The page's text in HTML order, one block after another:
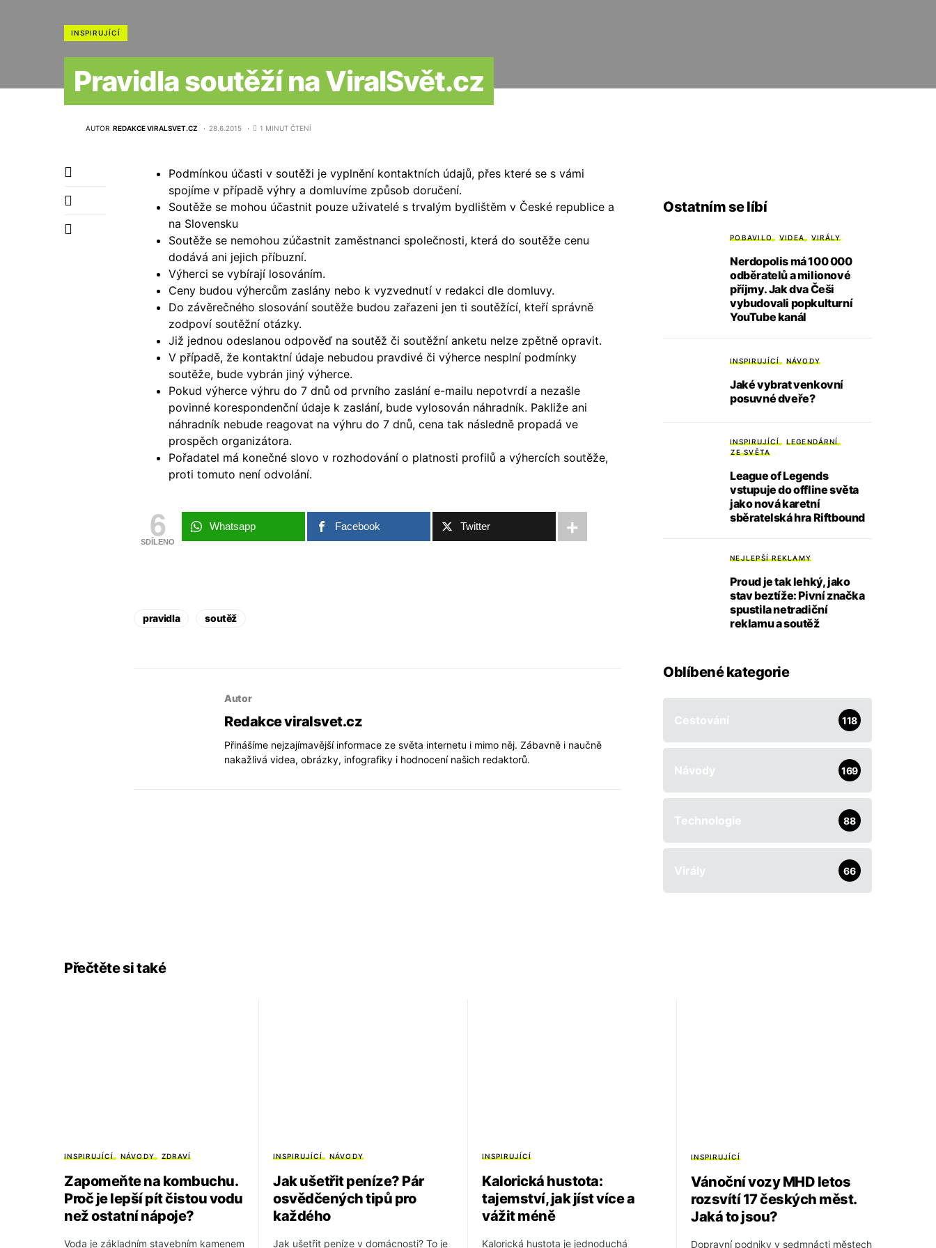
INSPIRUJÍCÍ
Pravidla soutěží na ViralSvět.cz
AUTOR REDAKCE VIRALSVET.CZ 28.6.2015 1 MINUT ČTENÍ
Podmínkou účasti v soutěži je vyplnění kontaktních údajů, přes které se s vámi
spojíme v případě výhry a domluvíme způsob doručení.
Soutěže se mohou účastnit pouze uživatelé s trvalým bydlištěm v České republice a
na Slovensku
Soutěže se nemohou zúčastnit zaměstnanci společnosti, která do soutěže cenu
dodává ani jejich příbuzní.
Výherci se vybírají losováním.
Ceny budou výhercům zaslány nebo k vyzvednutí v redakci dle domluvy.
Do závěrečného slosování soutěže budou zařazeni jen ti soutěžící, kteří správně
zodpoví soutěžní otázky.
Již jednou odeslanou odpověď na soutěž či soutěžní anketu nelze zpětně opravit.
V případě, že kontaktní údaje nebudou pravdivé či výherce nesplní podmínky
soutěže, bude vybrán jiný výherce.
Pokud výherce výhru do 7 dnů od prvního zaslání e-mailu nepotvrdí a nezašle
povinné korespondenční údaje k zaslání, bude vylosován náhradník. Pakliže ani
náhradník nebude reagovat na výhru do 7 dnů, cena tak následně propadá ve
prospěch organizátora.
Pořadatel má konečné slovo v rozhodování o platnosti profilů a výhercích soutěže,
proti tomuto není odvolání.
6
SDÍLENO
Whatsapp Facebook Twitter
pravidla soutěž
Autor
Redakce viralsvet.cz
Přinášíme nejzajímavější informace ze světa internetu i mimo něj. Zábavně i naučně
nakažlivá videa, obrázky, infografiky i hodnocení našich redaktorů.
Ostatním se líbí
POBAVILO VIDEA VIRÁLY
Nerdopolis má 100 000
odběratelů a milionové
příjmy. Jak dva Češi
vybudovali popkulturní
YouTube kanál
INSPIRUJÍCÍ NÁVODY
Jaké vybrat venkovní
posuvné dveře?
INSPIRUJÍCÍ
LEGENDÁRNÍ
ZE SVĚTA
League of Legends
vstupuje do offline světa
jako nová karetní
sběratelská hra Riftbound
NEJLEPŠÍ REKLAMY
Proud je tak lehký, jako
stav beztíže: Pivní značka
spustila netradiční
reklamu a soutěž
Oblíbené kategorie
Cestování 118
Návody 169
Technologie 88
Virály 66
Přečtěte si také
INSPIRUJÍCÍ NÁVODY ZDRAVÍ
Zapomeňte na kombuchu.
Proč je lepší pít čistou vodu
než ostatní nápoje?
Voda je základním stavebním kamenem
INSPIRUJÍCÍ NÁVODY
Jak ušetřit peníze? Pár
osvědčených tipů pro
každého
Jak ušetřit peníze v domácnosti? To je
INSPIRUJÍCÍ
Kalorická hustota:
tajemství, jak jíst více a
vážit méně
Kalorická hustota je jednoduchá
INSPIRUJÍCÍ
Vánoční vozy MHD letos
rozsvítí 17 českých měst.
Jaká to jsou?
Dopravní podniky v sedmnácti městech